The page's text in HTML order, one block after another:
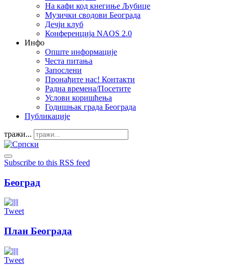
На кафи код кнегиње Љубице
Музички сводови Београда
Дечји клуб
Конференција NAOS 2.0
Инфо
Опште информације
Честа питања
Запослени
Пронађите нас! Контакти
Радна времена/Посетите
Услови коришћења
Годишњак града Београда
Публикације
тражи...
Subscribe to this RSS feed
Београд
Tweet
План Београда
Tweet